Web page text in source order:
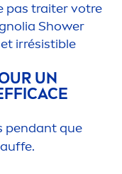
pas traiter votre
Shower
irrésistible
UN
pendant que